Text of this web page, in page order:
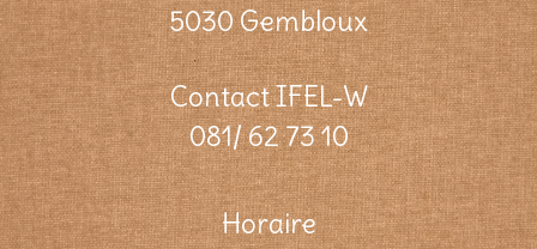
5030 Gembloux
Contact IFEL-W
081/ 62 73 10
Horaire